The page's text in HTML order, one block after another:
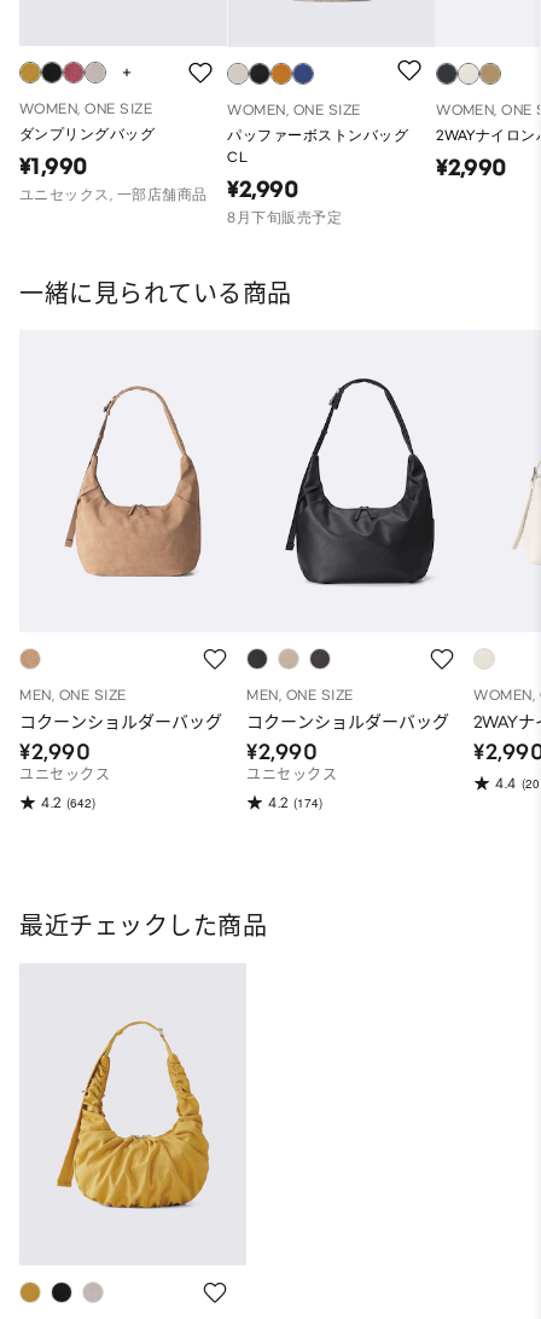
WOMEN, ONE SIZE
ダンプリングバッグ
¥1,990
ユニセックス, 一部店舗商品
WOMEN, ONE SIZE
パッファーボストンバッグ
CL
¥2,990
8月下旬販売予定
WOMEN, ONE
2WAYナイロン
¥2,990
一緒に見られている商品
MEN, ONE SIZE
コクーンショルダーバッグ
¥2,990
ユニセックス
4.2 (642)
MEN, ONE SIZE
コクーンショルダーバッグ
¥2,990
ユニセックス
4.2 (174)
WOMEN,
2WAY
4.4
最近チェックした商品